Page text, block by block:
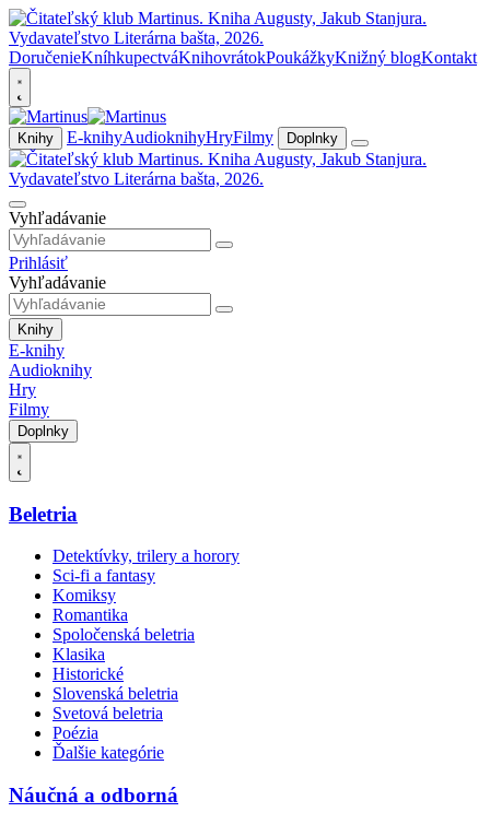
DoručenieKníhkupectváKnihovrátokPoukážkyKnižný blogKontakt
Knihy E-knihyAudioknihyHryFilmy Doplnky
Vyhľadávanie
Prihlásiť
Vyhľadávanie
Knihy
E-knihy
Audioknihy
Hry
Filmy
Doplnky
Beletria
Detektívky, trilery a horory
Sci-fi a fantasy
Komiksy
Romantika
Spoločenská beletria
Klasika
Historické
Slovenská beletria
Svetová beletria
Poézia
Ďalšie kategórie
Náučná a odborná